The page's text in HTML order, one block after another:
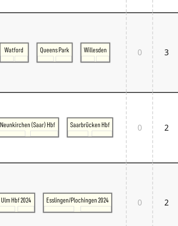
Alternative Stellwerke
BundesbahnZeiten
Polen
Österreich
Österreich Mitte
Watford Queens Park Willesden 0 3
Neunkirchen (Saar) Hbf Saarbrücken Hbf 0 2
Ulm Hbf 2024 Esslingen/Plochingen 2024 0 2